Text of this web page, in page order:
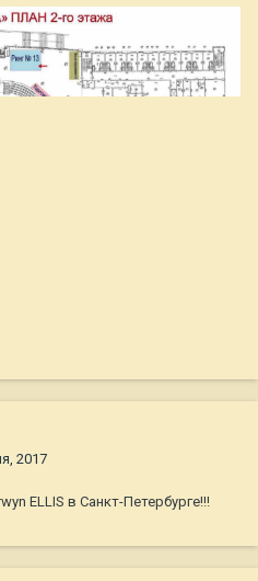
2017
ELLIS в Санкт-Петербурге!!!